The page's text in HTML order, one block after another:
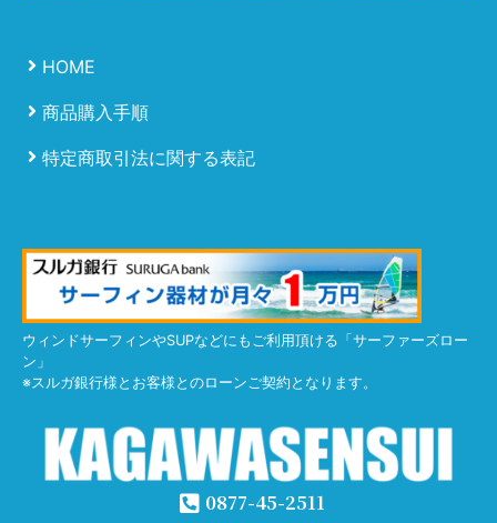
HOME
商品購入手順
特定商取引法に関する表記
ウィンドサーフィンやSUPなどにもご利用頂ける「サーファーズロー
ン」
※スルガ銀行様とお客様とのローンご契約となります。
0877-45-2511